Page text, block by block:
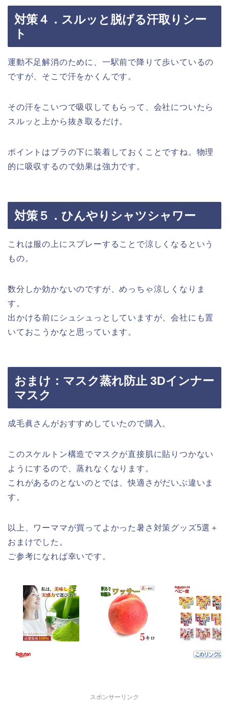
対策４．スルッと脱げる汗取りシー
ト
運動不足解消のために、一駅前で降りて歩いているの
ですが、そこで汗をかくんです。
その汗をこいつで吸収してもらって、会社についたら
スルッと上から抜き取るだけ。
ポイントはブラの下に装着しておくことですね。物理
的に吸収するので効果は強力です。
対策５．ひんやりシャツシャワー
これは服の上にスプレーすることで涼しくなるという
もの。
数分しか効かないのですが、めっちゃ涼しくなりま
す。
出かける前にシュシュっとしていますが、会社にも置
いておこうかなと思っています。
おまけ：マスク蒸れ防止 3Dインナー
マスク
成毛眞さんがおすすめしていたので購入。
このスケルトン構造でマスクが直接肌に貼りつかない
ようにするので、蒸れなくなります。
これがあるのとないのとでは、快適さがだいぶ違いま
す。
以上、ワーママが買ってよかった暑さ対策グッズ5選＋
おまけでした。
ご参考になれば幸いです。
スポンサーリンク